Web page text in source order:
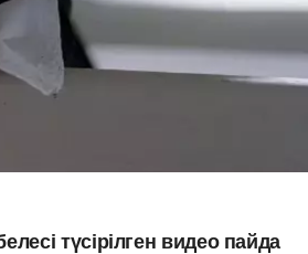
түсірілген видео пайда